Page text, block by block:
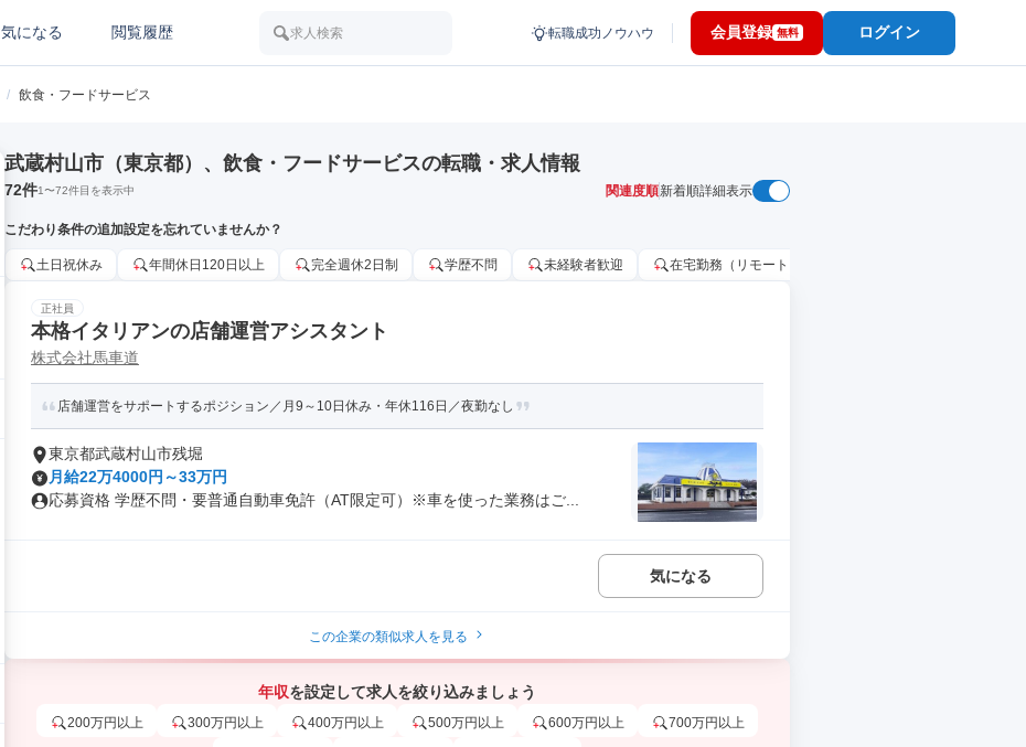
気になる 閲覧履歴 求人検索 転職成功ノウハウ 会員登録 無料 ログイン
/ 飲食・フードサービス
武蔵村山市（東京都）、飲食・フードサービスの転職・求人情報
72件1〜72件目を表示中 関連度順新着順詳細表示
こだわり条件の追加設定を忘れていませんか？
土日祝休み 年間休日120日以上 完全週休2日制 学歴不問 未経験者歓迎 在宅勤務（リモートワーク）OK
正社員
本格イタリアンの店舗運営アシスタント
株式会社馬車道
店舗運営をサポートするポジション／月9～10日休み・年休116日／夜勤なし
東京都武蔵村山市残堀
月給22万4000円～33万円
応募資格 学歴不問・要普通自動車免許（AT限定可）※車を使った業務はご...
気になる
この企業の類似求人を見る
年収を設定して求人を絞り込みましょう
200万円以上 300万円以上 400万円以上 500万円以上 600万円以上 700万円以上